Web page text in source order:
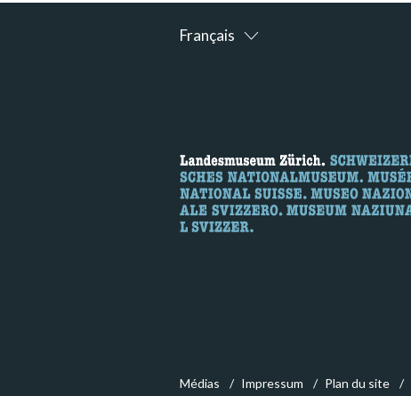
Français
Médias Impressum Plan du site